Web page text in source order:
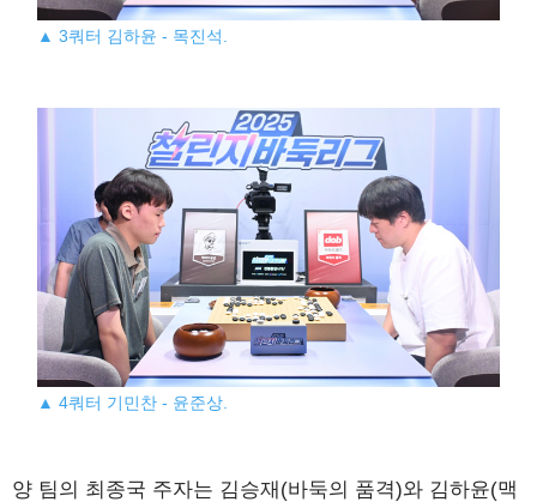
▲ 3쿼터 김하윤 - 목진석.
▲ 4쿼터 기민찬 - 윤준상.
양 팀의 최종국 주자는 김승재(바둑의 품격)와 김하윤(맥